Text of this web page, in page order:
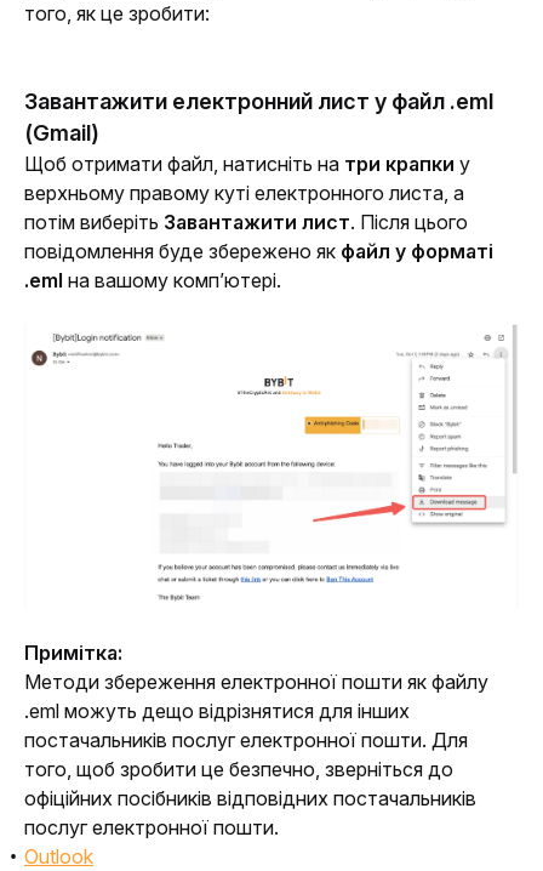
того, як це зробити:
Завантажити електронний лист у файл .eml
(Gmail)
Щоб отримати файл, натисніть на три крапки у
верхньому правому куті електронного листа, а
потім виберіть Завантажити лист. Після цього
повідомлення буде збережено як файл у форматі
.eml на вашому комп’ютері.
Примітка:
Методи збереження електронної пошти як файлу
.eml можуть дещо відрізнятися для інших
постачальників послуг електронної пошти. Для
того, щоб зробити це безпечно, зверніться до
офіційних посібників відповідних постачальників
послуг електронної пошти.
Outlook